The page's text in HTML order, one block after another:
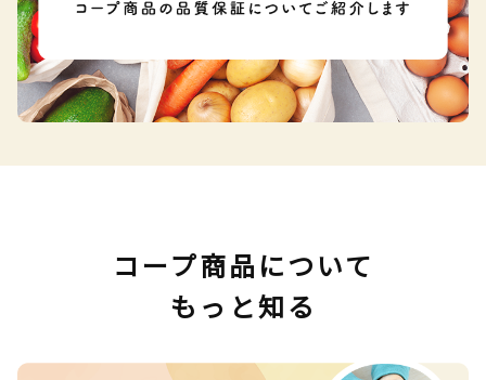
コープ商品について
もっと知る